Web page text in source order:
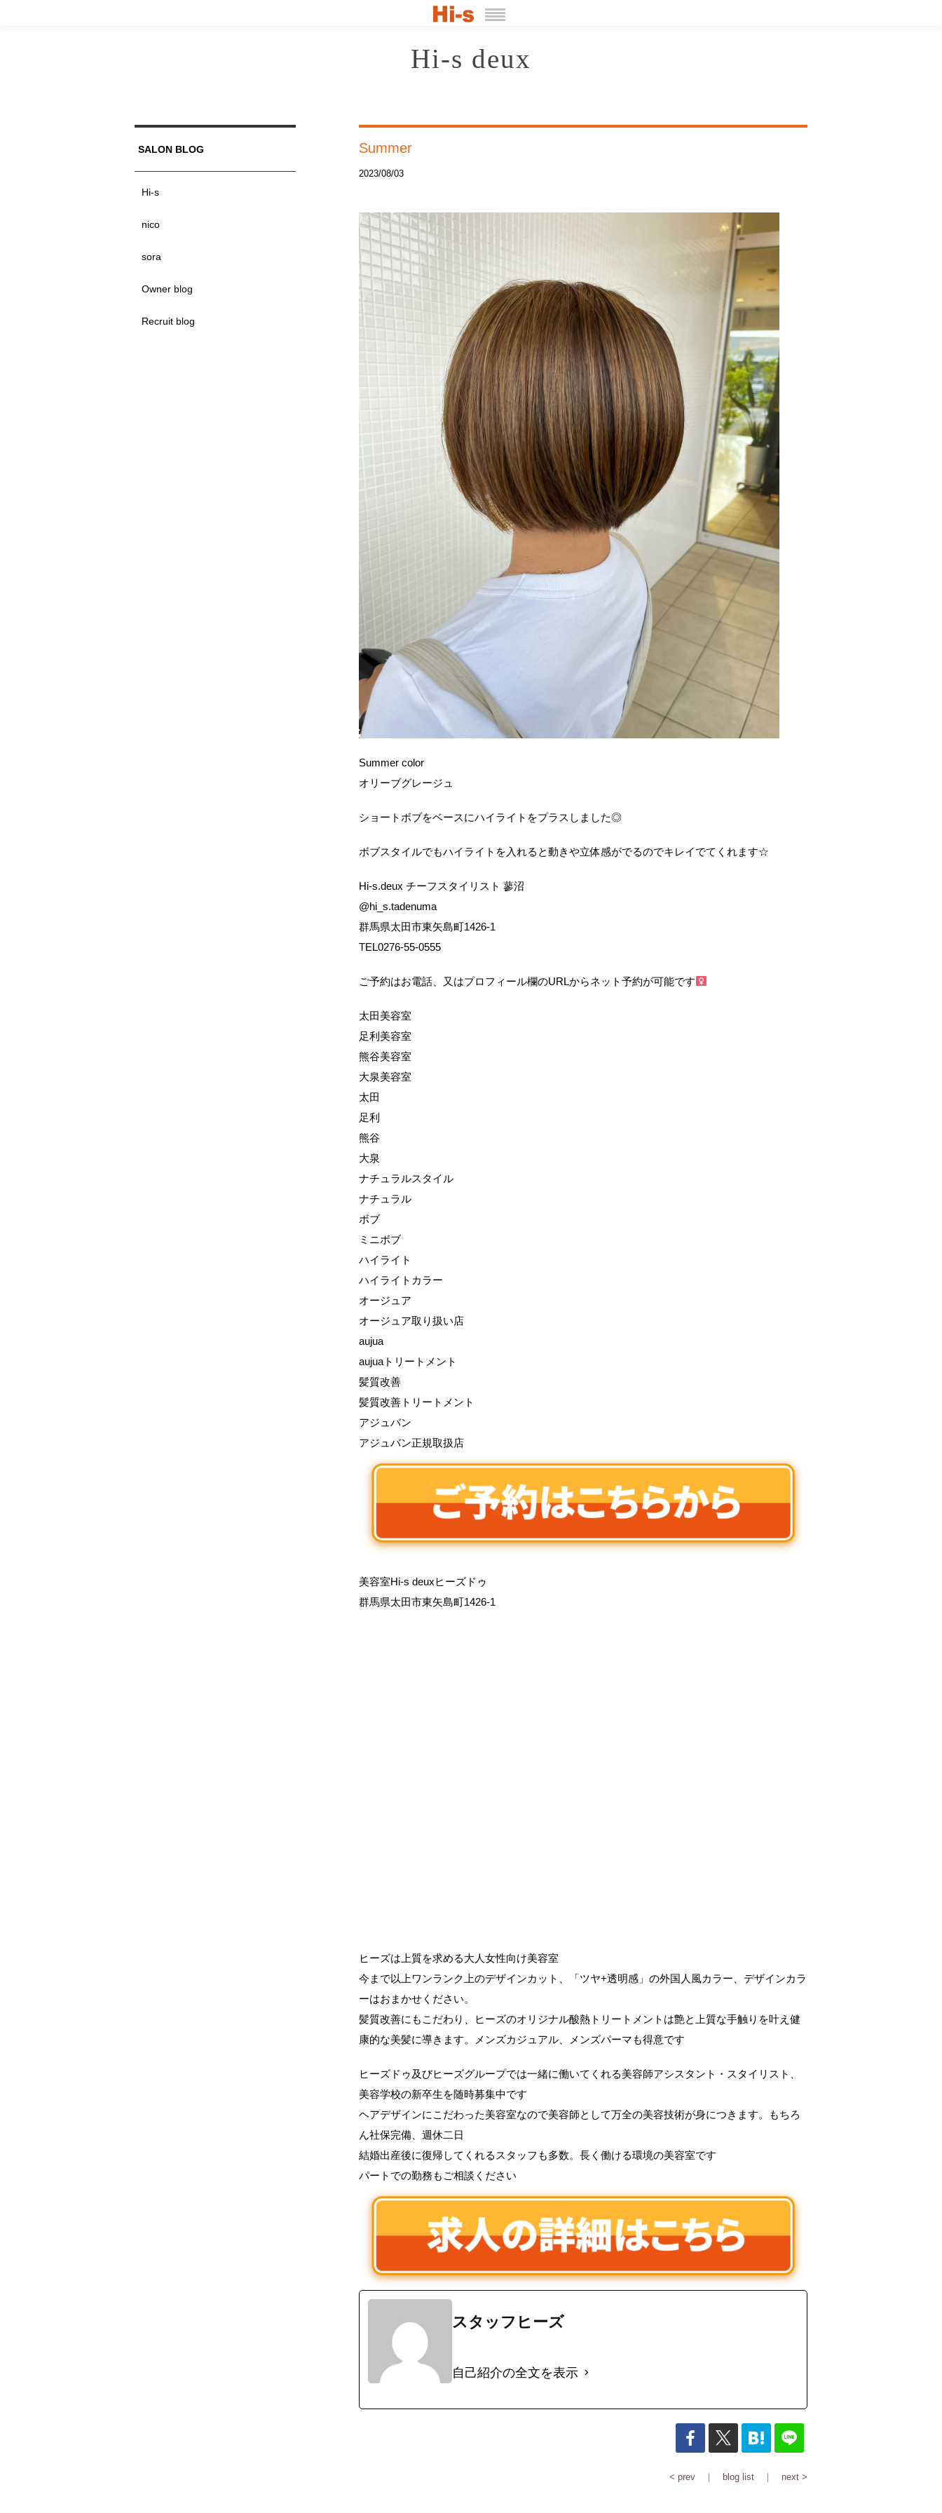
Hi-s deux
SALON BLOG
Hi-s
nico
sora
Owner blog
Recruit blog
Summer
2023/08/03
Summer color
オリーブグレージュ
ショートボブをベースにハイライトをプラスしました◎
ボブスタイルでもハイライトを入れると動きや立体感がでるのでキレイでてくれます☆
Hi-s.deux チーフスタイリスト 蓼沼
@hi_s.tadenuma
群馬県太田市東矢島町1426-1
TEL0276-55-0555
ご予約はお電話、又はプロフィール欄のURLからネット予約が可能です‍
太田美容室
足利美容室
熊谷美容室
大泉美容室
太田
足利
熊谷
大泉
ナチュラルスタイル
ナチュラル
ボブ
ミニボブ
ハイライト
ハイライトカラー
オージュア
オージュア取り扱い店
aujua
aujuaトリートメント
髪質改善
髪質改善トリートメント
アジュバン
アジュバン正規取扱店
美容室Hi-s deuxヒーズドゥ
群馬県太田市東矢島町1426-1
ヒーズは上質を求める大人女性向け美容室
今まで以上ワンランク上のデザインカット、「ツヤ+透明感」の外国人風カラー、デザインカラ
ーはおまかせください。
髪質改善にもこだわり、ヒーズのオリジナル酸熱トリートメントは艶と上質な手触りを叶え健
康的な美髪に導きます。メンズカジュアル、メンズパーマも得意です
ヒーズドゥ及びヒーズグループでは一緒に働いてくれる美容師アシスタント・スタイリスト、
美容学校の新卒生を随時募集中です
ヘアデザインにこだわった美容室なので美容師として万全の美容技術が身につきます。もちろ
ん社保完備、週休二日
結婚出産後に復帰してくれるスタッフも多数。長く働ける環境の美容室です
パートでの勤務もご相談ください
スタッフヒーズ
自己紹介の全文を表示
< prev ｜ blog list ｜ next >